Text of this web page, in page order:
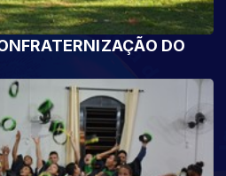
DO